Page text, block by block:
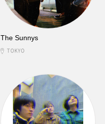
The Sunnys
TOKYO